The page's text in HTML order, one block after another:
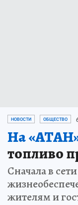
НОВОСТИ ОБЩЕСТВО
На
топливо
Сначала в
жителям и